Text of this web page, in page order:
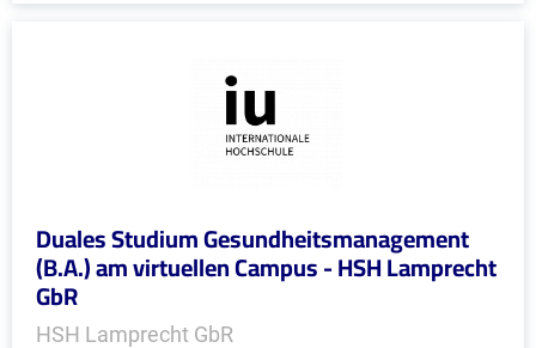
Duales Studium Gesundheitsmanagement
(B.A.) am virtuellen Campus - HSH Lamprecht
GbR
HSH Lamprecht GbR